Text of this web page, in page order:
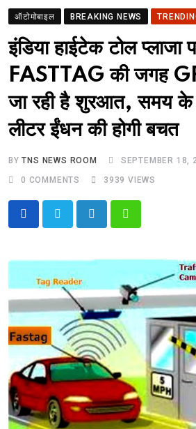
ऑटोमोबाइल BREAKING NEWS
इंडिया हाईटेक टोल प्लाजा
FASTTAG की जगह
जा रही है शुरआत, समय के
लीटर ईंधन की होगी बचत
BYTNS NEWS ROOM
SEPTEMBER 18,
0 COMMENTS 3939 VIEWS